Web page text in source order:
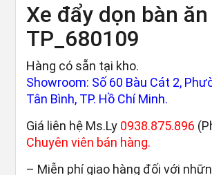
Xe đẩy dọn bàn ăn
TP_680109
Hàng có sẵn tại kho.
Showroom: Số 60 Bàu Cát 2,
Tân Bình, TP. Hồ Chí Minh.
Giá liên hệ Ms.Ly 0938.875.896
Chuyên viên bán hàng.
– Miễn phí giao hàng đối với